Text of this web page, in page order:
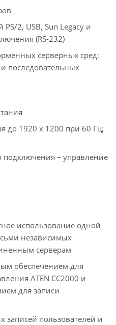
2, USB, Sun Legacy и
(RS-232)
серверных сред:
последовательных
до 1920 x 1200 при 60 Гц;
подключения – управление
использование одной
независимых
серверам
обеспечением для
ATEN CC2000 и
для записи
записей пользователей и